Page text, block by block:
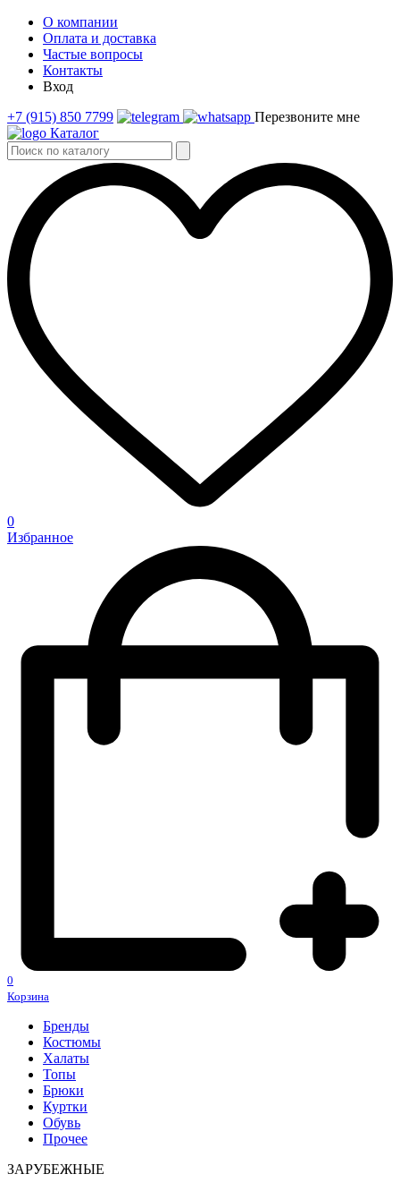
О компании
Оплата и доставка
Частые вопросы
Контакты
Вход
+7 (915) 850 7799
Перезвоните мне
Каталог
0
Избранное
0
Корзина
Бренды
Костюмы
Халаты
Топы
Брюки
Куртки
Обувь
Прочее
ЗАРУБЕЖНЫЕ